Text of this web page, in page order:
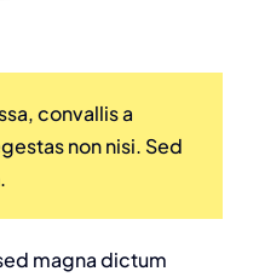
convallis a
non nisi. Sed
magna dictum